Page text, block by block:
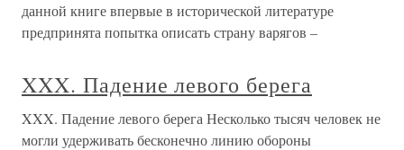
данной книге впервые в исторической литературе
предпринята попытка описать страну варягов –
XXX. Падение левого берега
XXX. Падение левого берега Несколько тысяч человек не
могли удерживать бесконечно линию обороны